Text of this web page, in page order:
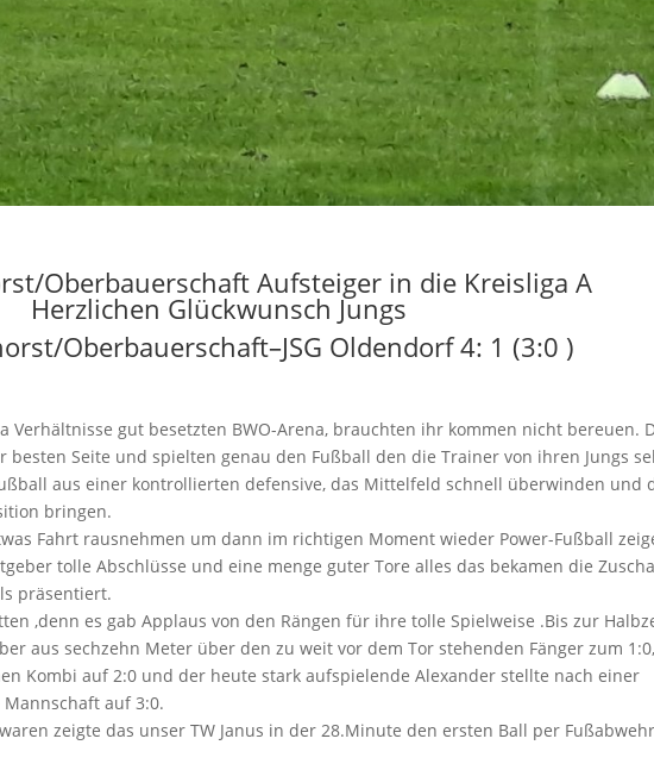
Oberbauerschaft Aufsteiger in die Kreisliga A
Herzlichen Glückwunsch Jungs
Oberbauerschaft–JSG Oldendorf 4: 1 (3:0 )
Verhältnisse gut besetzten BWO-Arena, brauchten ihr kommen nicht bereuen.
besten Seite und spielten genau den Fußball den die Trainer von ihren Jungs
aus einer kontrollierten defensive, das Mittelfeld schnell überwinden und
bringen.
Fahrt rausnehmen um dann im richtigen Moment wieder Power-Fußball
tolle Abschlüsse und eine menge guter Tore alles das bekamen die
präsentiert.
,denn es gab Applaus von den Rängen für ihre tolle Spielweise .Bis zur
aus sechzehn Meter über den zu weit vor dem Tor stehenden Fänger zum 1:0,
Kombi auf 2:0 und der heute stark aufspielende Alexander stellte nach einer
auf 3:0.
zeigte das unser TW Janus in der 28.Minute den ersten Ball per Fußabwehr